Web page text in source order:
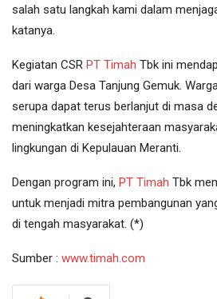
salah satu langkah kami dalam
katanya.
Kegiatan CSR PT Timah Tbk ini
dari warga Desa Tanjung Gemuk.
serupa dapat terus berlanjut di masa
meningkatkan kesejahteraan
lingkungan di Kepulauan Meranti.
Dengan program ini, PT Timah Tbk
untuk menjadi mitra pembangunan
di tengah masyarakat. (*)
Sumber : www.timah.com